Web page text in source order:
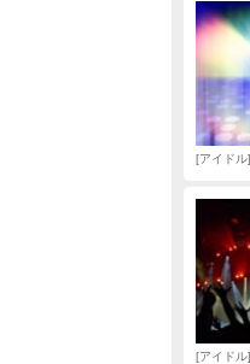
アイドル
アイドル